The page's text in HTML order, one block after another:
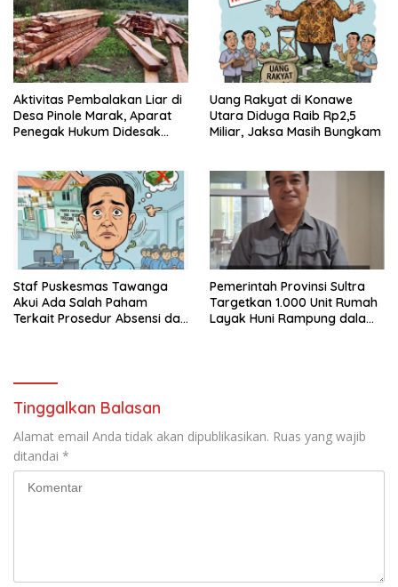
Aktivitas Pembalakan Liar di
Desa Pinole Marak, Aparat
Penegak Hukum Didesak
Uang Rakyat di Konawe
Utara Diduga Raib Rp2,5
Miliar, Jaksa Masih Bungkam
Staf Puskesmas Tawanga
Akui Ada Salah Paham
Terkait Prosedur Absensi dan
Pemerintah Provinsi Sultra
Targetkan 1.000 Unit Rumah
Layak Huni Rampung dalam
Tinggalkan Balasan
Alamat email Anda tidak akan dipublikasikan. Ruas yang wajib
ditandai *